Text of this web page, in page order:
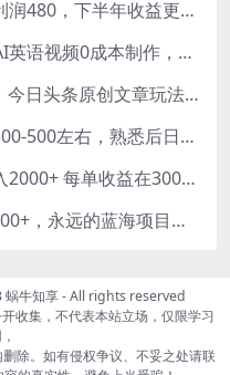
拼多多撸券，单机一天纯利润480，下半年收益更高，不限设备，不限IP。
小红书三个月涨粉10W！AI英语视频0成本制作，每天轻松日入2000+
GPT爆文玩法的详细教程，今日头条原创文章玩法实操讲解，简单操作月入5000
网创项目，刚上手日收益300-500左右，熟悉后日收益1500-3000
年前可以翻身的项目，日入2000+ 每单收益在300-3000之间，利润空间非常的大
s粉原味项目，轻松日赚800+，永远的蓝海项目，无脑操作也能直接出单 人...
蜗牛知享- All rights reserved
收集，不代表本站立场，仅限学习
除。如有侵权争议、不妥之处请联